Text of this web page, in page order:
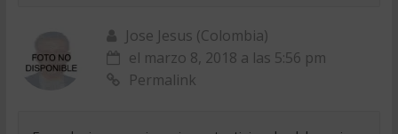
Jose Jesus (Colombia)
el marzo 8, 2018 a las 5:56 pm
Permalink